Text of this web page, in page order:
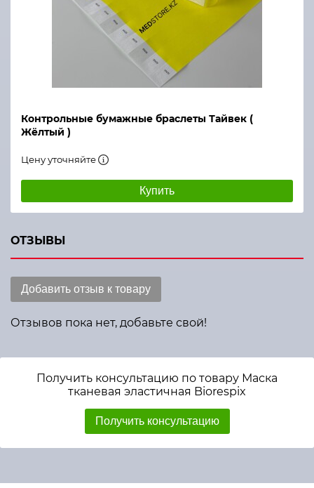
Контрольные бумажные браслеты Тайвек (
Жёлтый )
Цену уточняйте
Купить
ОТЗЫВЫ
Добавить отзыв к товару
Отзывов пока нет, добавьте свой!
Получить консультацию по товару Маска
тканевая эластичная Biorespix
Получить консультацию